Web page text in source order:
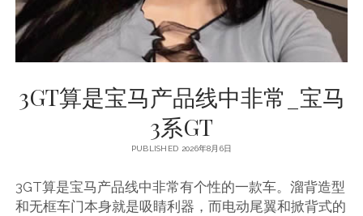
3GT算是宝马产品线中非常_宝马
3系GT
PUBLISHED 2026年8月6日
3GT算是宝马产品线中非常有个性的一款车。溜背造型
和无框车门本身就是吸睛利器，而电动尾翼和掀背式的